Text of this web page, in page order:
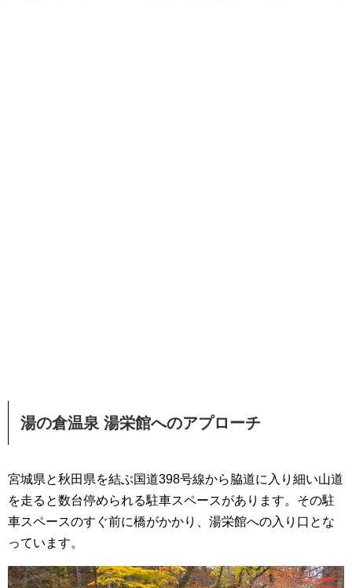
湯の倉温泉 湯栄館へのアプローチ
宮城県と秋田県を結ぶ国道398号線から脇道に入り細い山道
を走ると数台停められる駐車スペースがあります。その駐
車スペースのすぐ前に橋がかかり、湯栄館への入り口とな
っています。